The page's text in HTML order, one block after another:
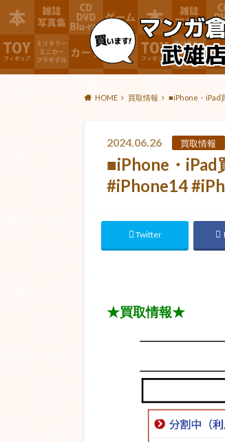
HOME 買取情報 ■iPhone・iPad
2024.06.26 買取情報
■iPhone・iPad
#iPhone14
Twitter
★買取情報★